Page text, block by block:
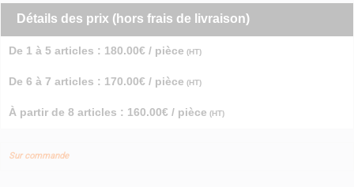
Détails des prix (hors frais de livraison)
De 1 à 5 articles : 180.00€ / pièce (HT)
De 6 à 7 articles : 170.00€ / pièce (HT)
À partir de 8 articles : 160.00€ / pièce (HT)
Sur commande